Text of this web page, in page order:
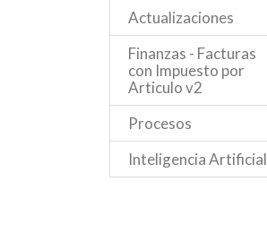
Actualizaciones
Finanzas - Facturas
con Impuesto por
Articulo v2
Procesos
Inteligencia Artificial